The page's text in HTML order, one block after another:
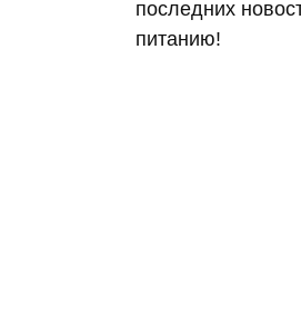
последних
питанию!